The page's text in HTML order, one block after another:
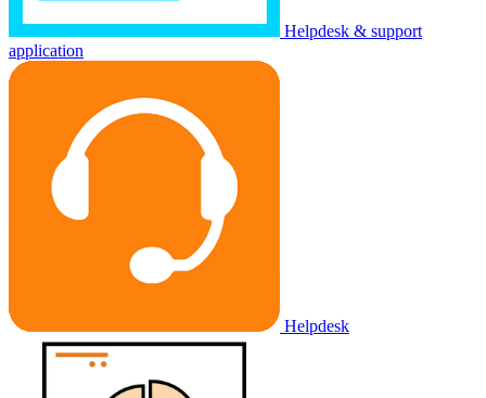
Helpdesk & support
application
Helpdesk